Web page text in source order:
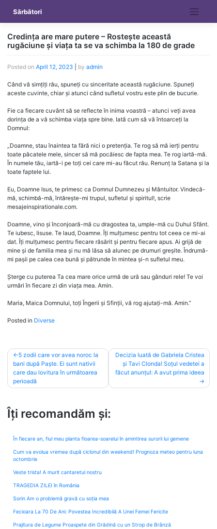
content
Sărbători
Credința are mare putere – Rostește această
rugăciune și viața ta se va schimba la 180 de grade
Posted on April 12, 2023 by admin
Când vă simțiți rău, spuneți cu sinceritate această rugăciune. Spuneți
aceste cuvinte, chiar și atunci când sufletul vostru este plin de bucurie.
Fie ca fiecare cuvânt să se reflecte în inima voastră – atunci veți avea
dorința de a vă schimba viața spre bine. Iată cum să vă întoarceți la
Domnul:
„Doamne, stau înaintea ta fără nici o pretenția. Te rog să mă ierți pentru
toate păcatele mele, sincer să mă pocăiesc de fapta mea. Te rog iartă-mă.
În numele tău, iartă-i pe toți cei care mi-au făcut rău. Renunț la Satana și la
toate faptele lui.
Eu, Doamne Isus, te primesc ca Domnul Dumnezeu și Mântuitor. Vindecă-
mă, schimbă-mă, întărește-mi trupul, sufletul și spiritul!, scrie
mesajeinspirationale.com.
Doamne, vino și înconjoară-mă cu dragostea ta, umple-mă cu Duhul Sfânt.
Te iubesc, Iisuse. Te laud, Doamne. Îți mulțumesc pentru tot ceea ce mi-ai
dat. Îți mulțumesc pentru fiecare răsărit și pentru fiecare apus. Ai grijă de
mine și de familia mea și nu mă lăsa să alunec pe drumuri greșite. Îndrumă-
mi pașii pe calea cea bună și pătrunde în mintea și-n sufletul meu.
Șterge cu puterea Ta cea mare orice urmă de ură sau gânduri rele! Te voi
urmări în fiecare zi din viața mea. Amin.
Maria, Maica Domnului, toți Îngerii și Sfinții, vă rog ajutați-mă. Amin.”
Posted in Diverse
Post
navigation
5 zodii care vor avea noroc la
bani după Paște. Ei sunt nativii
care dau lovitura în următoarea
perioadă
Decizia luată de Gabriela Cristea
și Tavi Clonda! Soțul vedetei a
făcut anunțul: A avut prima ideea
Îți recomandăm și:
În fiecare an, fiul meu planta floarea-soarelui în amintirea surorii lui gemene
Cum va evolua vremea după ciclonul din weekend! Prognoza meteo pentru luna
octombrie
Veste trista! A murit cantaretul nostru
TRAGEDIA ZILEI în România
Sorin Am o problemă gravă cu soția mea
Fecioara La 70 De Ani: Povestea Incredibilă A Unei Femei Fericite
Prajitura de Legume Proaspete din Grădină cu un Strop de Brânză